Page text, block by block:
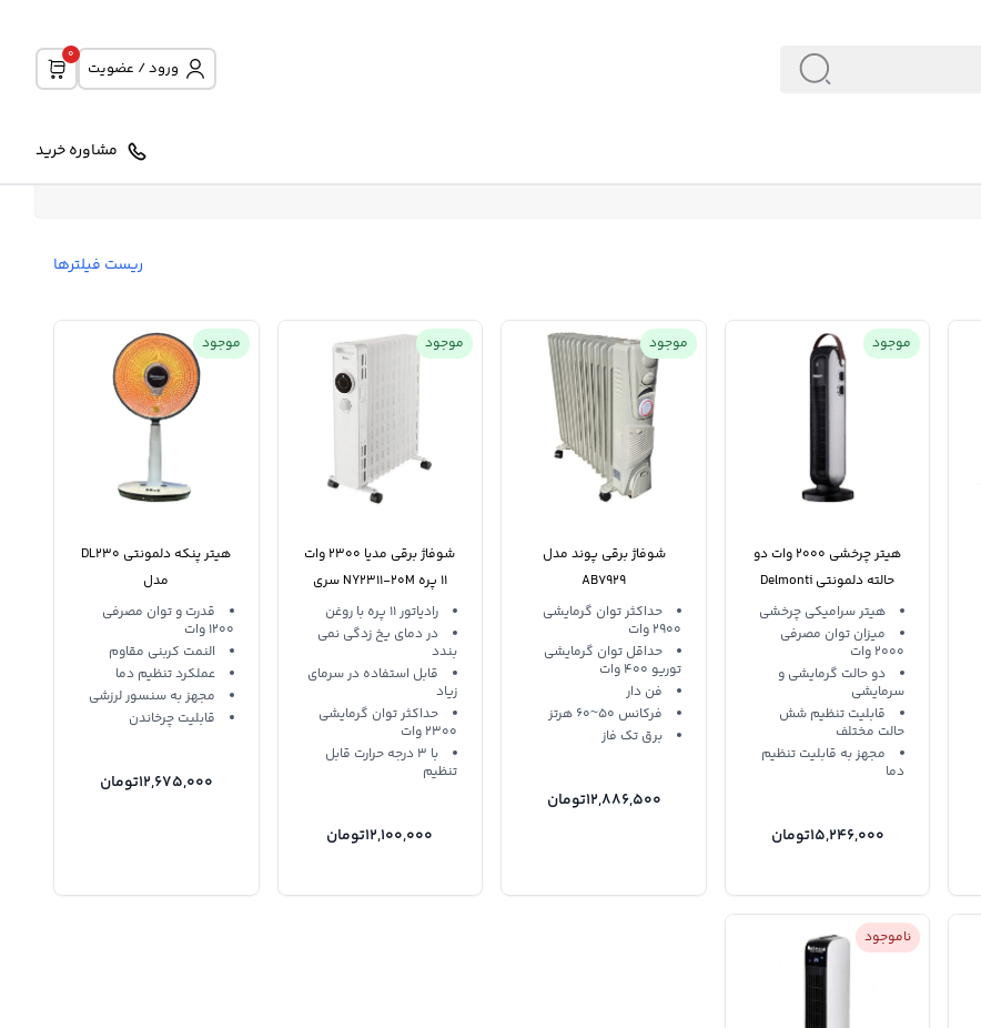
ورود / عضویت
0
مشاوره خرید
ریست فیلترها
موجود
هیتر چرخشی 2000 وات دو
حالته دلمونتی Delmonti
DL250
هیتر سرامیکی چرخشی
میزان توان مصرفی
۲۰۰۰ وات
دو حالت گرمایشی و
سرمایشی
قابلیت تنظیم شش
حالت مختلف
مجهز به قابلیت تنظیم
دما
15,246,000تومان
موجود
شوفاژ برقی پوند مدل
AB7929
حداکثر توان گرمایشی
2900 وات
حداقل توان گرمایشی
توریو 400 وات
فن دار
فرکانس 50~60 هرتز
برق تک فاز
12,886,500تومان
موجود
شوفاژ برقی مدیا 2300 وات
11 پره NY2311-20M سری
3000رادیاتور 11 پره با روغن
در دمای یخ زدگی نمی
بندد
قابل استفاده در سرمای
زیاد
حداکثر توان گرمایشی
2300 وات
با 3 درجه حرارت قابل
تنظیم
12,100,000تومان
موجود
هیتر پنکه دلمونتی DL230
مدل
قدرت و توان مصرفی
1200 وات
النمت کربنی مقاوم
عملکرد تنظیم دما
مجهز به سنسور لرزشی
قابلیت چرخاندن
12,675,000تومان
ناموجود